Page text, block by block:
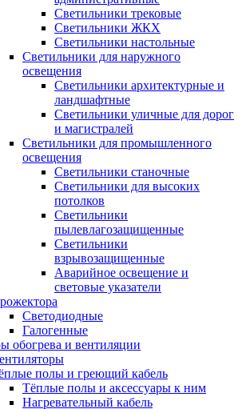
Светильники трековые
Светильники ЖКХ
Светильники настольные
Светильники для наружного
освещения
Светильники архитектурные и
ландшафтные
Светильники уличные для дорог
и магистралей
Светильники для промышленного
освещения
Светильники станочные
Светильники для высоких
потолков
Светильники
пылевлагозащищенные
Светильники
взрывозащищенные
Аварийное освещение и
световые указатели
Светодиодные
Галогенные
обогрева и вентиляции
полы и греющий кабель
Тёплые полы и аксессуары к ним
Нагревательный кабель